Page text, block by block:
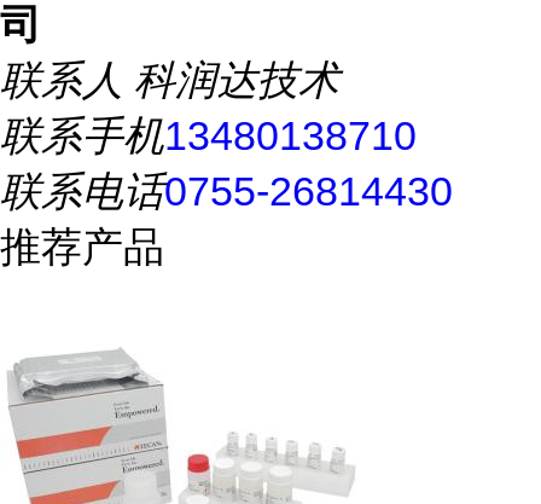
司
联系人 科润达技术
联系手机13480138710
联系电话0755-26814430
推荐产品